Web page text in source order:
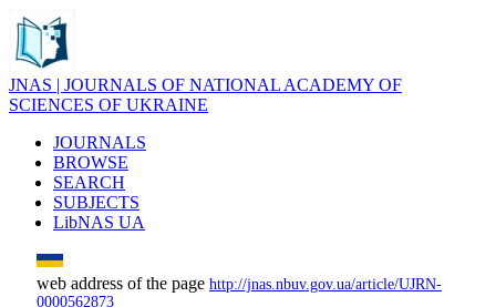
JNAS | JOURNALS OF NATIONAL ACADEMY OF
SCIENCES OF UKRAINE
JOURNALS
BROWSE
SEARCH
SUBJECTS
LibNAS UA
web address of the page http://jnas.nbuv.gov.ua/article/UJRN-
0000562873